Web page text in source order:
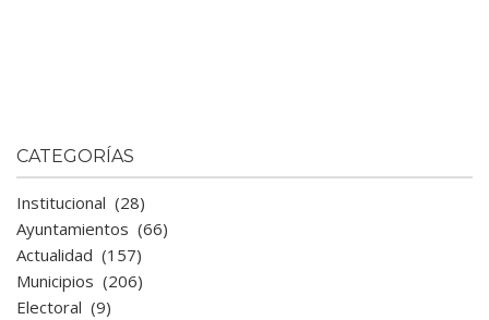
CATEGORÍAS
Institucional (28)
Ayuntamientos (66)
Actualidad (157)
Municipios (206)
Electoral (9)